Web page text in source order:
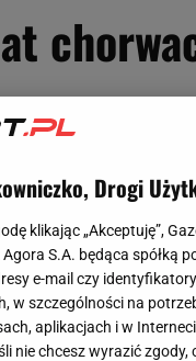
Drogi
klikając „Akceptuję”,
Agora S.A. będąca spółką
e-mail czy
w szczególności na
aplikacjach i w
nie chcesz wyrazić